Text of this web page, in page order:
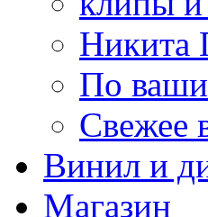
Никита
По
Свежее
Винил и
Магазин